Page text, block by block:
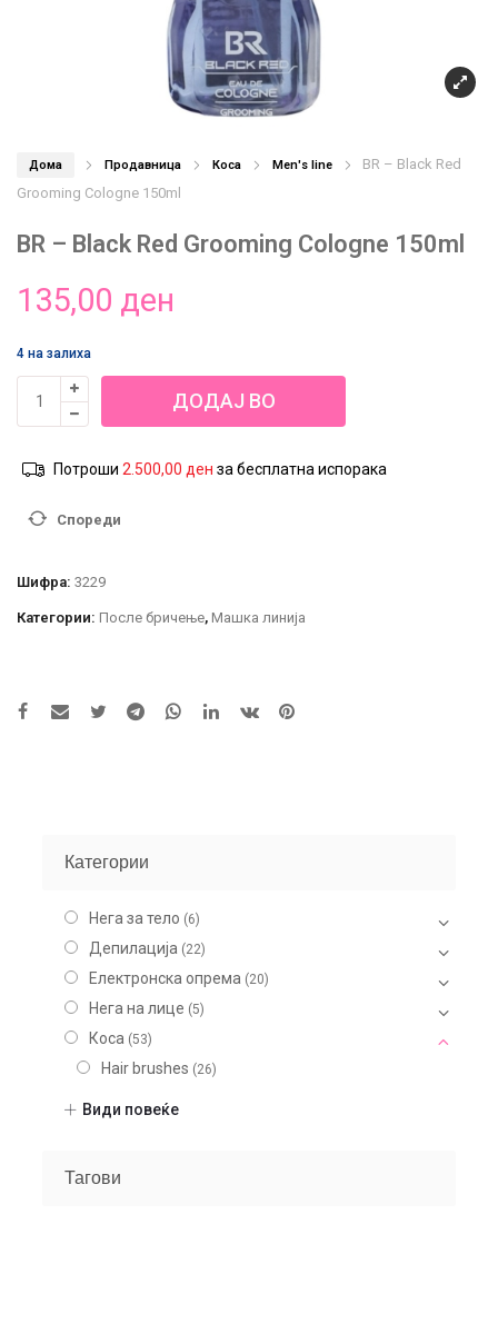
Дома Продавница Коса Men's line
BR – Black Red
Grooming Cologne 150ml
BR – Black Red Grooming Cologne 150ml
135,00 ден
4 на залиха
Red
Grooming
Cologne
150ml
ДОДАЈ ВО
Потроши 2.500,00 ден за бесплатна испорака
Спореди
Шифра: 3229
Категории: После бричење, Машка линија
Категории
Нега за тело (6)
Депилација (22)
Електронска опрема (20)
Нега на лице (5)
Коса (53)
Hair brushes (26)
(1)
Styling
Види повеќе
Тагови